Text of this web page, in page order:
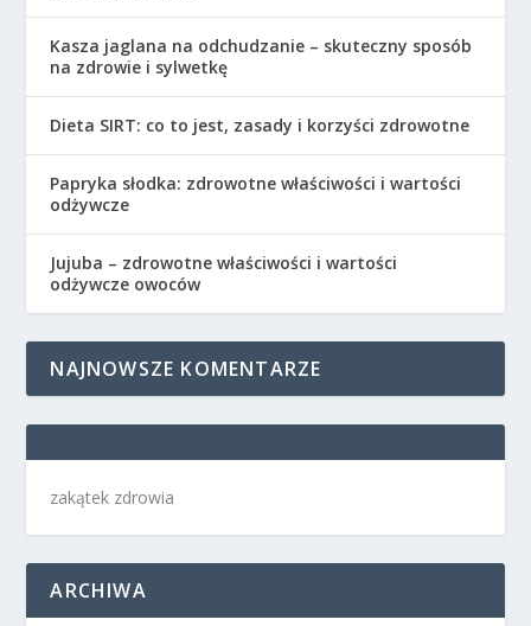
Kasza jaglana na odchudzanie – skuteczny sposób
na zdrowie i sylwetkę
Dieta SIRT: co to jest, zasady i korzyści zdrowotne
Papryka słodka: zdrowotne właściwości i wartości
odżywcze
Jujuba – zdrowotne właściwości i wartości
odżywcze owoców
NAJNOWSZE KOMENTARZE
zakątek zdrowia
ARCHIWA